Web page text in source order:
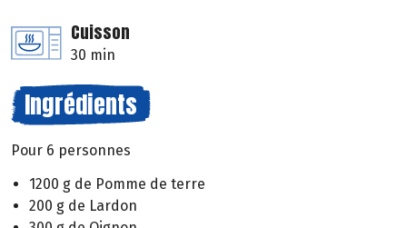
Cuisson
30 min
Ingrédients
Pour 6 personnes
1200 g de Pomme de terre
200 g de Lardon